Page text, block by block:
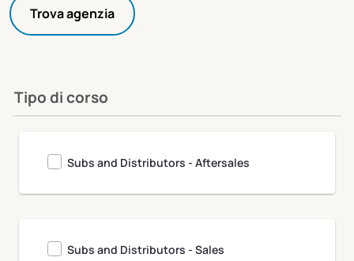
Trova agenzia
Tipo di corso
Subs and Distributors - Aftersales
Subs and Distributors - Sales